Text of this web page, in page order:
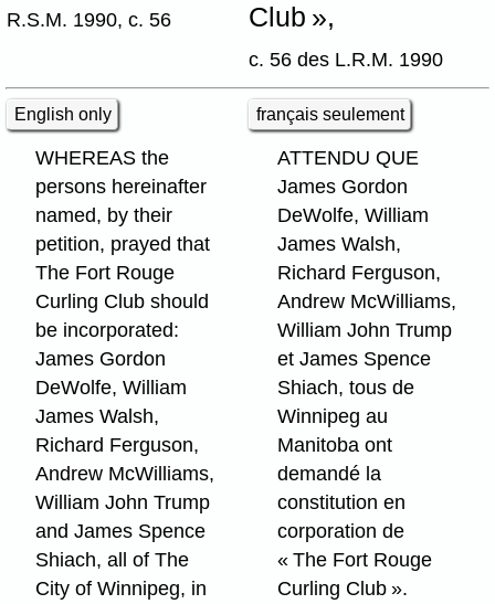
R.S.M. 1990, c. 56
Club »,
c. 56 des L.R.M. 1990
English only français seulement
WHEREAS the
persons hereinafter
named, by their
petition, prayed that
The Fort Rouge
Curling Club should
be incorporated:
James Gordon
DeWolfe, William
James Walsh,
Richard Ferguson,
Andrew McWilliams,
William John Trump
and James Spence
Shiach, all of The
City of Winnipeg, in
ATTENDU QUE
James Gordon
DeWolfe, William
James Walsh,
Richard Ferguson,
Andrew McWilliams,
William John Trump
et James Spence
Shiach, tous de
Winnipeg au
Manitoba ont
demandé la
constitution en
corporation de
« The Fort Rouge
Curling Club ».